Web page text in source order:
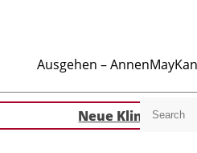
Search
Ausgehen –
Neue Klingeltöne